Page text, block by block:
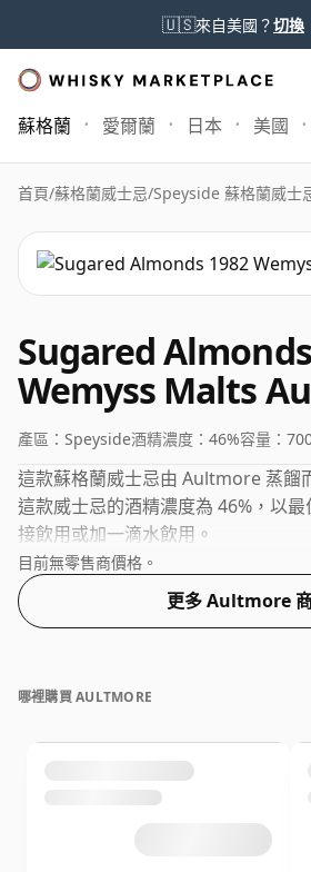
🇺🇸來自美國？切換
蘇格蘭 愛爾蘭 日本 美國
首頁/蘇格蘭威士忌/Speyside 蘇格蘭威士
Sugared
Wemyss Malts
產區： Speyside酒精濃度： 46%容量：
這款蘇格蘭威士忌由 Aultmore 蒸餾
這款威士忌的酒精濃度為 46%，以
接飲用或加一滴水飲用。
目前無零售商價格。
更多 Aultmore
哪裡購買 AULTMORE